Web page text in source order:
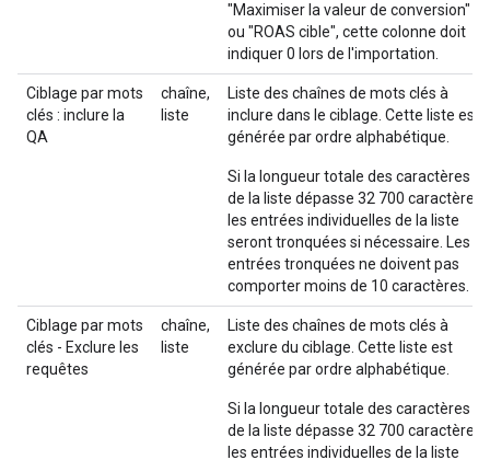
"Maximiser la valeur de conversion"
ou "ROAS cible", cette colonne doit
indiquer 0 lors de l'importation.
Ciblage par mots
clés : inclure la
QA
chaîne,
liste
Liste des chaînes de mots clés à
inclure dans le ciblage. Cette liste est
générée par ordre alphabétique.
Si la longueur totale des caractères
de la liste dépasse 32 700 caractères,
les entrées individuelles de la liste
seront tronquées si nécessaire. Les
entrées tronquées ne doivent pas
comporter moins de 10 caractères.
Ciblage par mots
clés - Exclure les
requêtes
chaîne,
liste
Liste des chaînes de mots clés à
exclure du ciblage. Cette liste est
générée par ordre alphabétique.
Si la longueur totale des caractères
de la liste dépasse 32 700 caractères,
les entrées individuelles de la liste